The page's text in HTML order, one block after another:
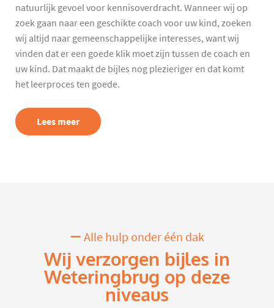
natuurlijk gevoel voor kennisoverdracht. Wanneer wij op
zoek gaan naar een geschikte coach voor uw kind, zoeken
wij altijd naar gemeenschappelijke interesses, want wij
vinden dat er een goede klik moet zijn tussen de coach en
uw kind. Dat maakt de bijles nog plezieriger en dat komt
het leerproces ten goede.
Lees meer
Alle hulp onder één dak
Wij verzorgen bijles in
Weteringbrug op deze
niveaus